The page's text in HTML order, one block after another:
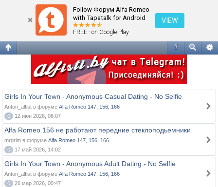
Follow Форум Alfa Romeo
with Tapatalk for Android
FREE - on Google Play
VIEW
#
Сообщения без ответов
Girls In Your Town - Anonymous Casual Dating - No Selfie
Anton_alfist в форуме Alfa Romeo 147, 156, 166
0
12 июн 2026, 08:07
Alfa Romeo 156 не работают передние стеклоподьемники
mrgrim в форуме Alfa Romeo 147, 156, 166
0
17 май 2026, 14:02
Girls In Your Town - Anonymous Adult Dating - No Selfie
Anton_alfist в форуме Alfa Romeo 147, 156, 166
0
26 мар 2026, 00:47